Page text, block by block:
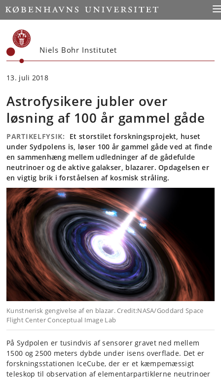
Start
Niels Bohr Institutet
13. juli 2018
Astrofysikere jubler over
løsning af 100 år gammel gåde
PARTIKELFYSIK:
Et storstilet forskningsprojekt, huset
under Sydpolens is, løser 100 år gammel gåde ved at finde
en sammenhæng mellem udledninger af de gådefulde
neutrinoer og de aktive galakser, blazarer. Opdagelsen er
en vigtig brik i forståelsen af kosmisk stråling.
Kunstnerisk gengivelse af en blazar. Credit:NASA/Goddard Space
Flight Center Conceptual Image Lab
På Sydpolen er tusindvis af sensorer gravet ned mellem
1500 og 2500 meters dybde under isens overflade. Det er
forskningsstationen IceCube, der er et kæmpemæssigt
teleskop til observation af elementarpartiklerne neutrinoer